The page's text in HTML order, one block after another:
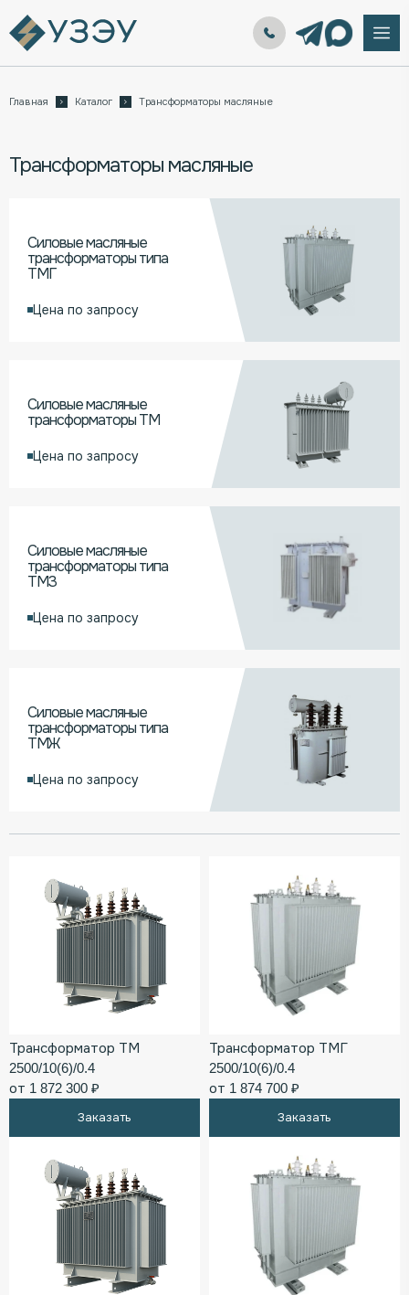
Главная Каталог Трансформаторы масляные
Трансформаторы масляные
Силовые масляные
трансформаторы типа
ТМГ
Цена по запросу
Силовые масляные
трансформаторы ТМ
Цена по запросу
Силовые масляные
трансформаторы типа
ТМЗ
Цена по запросу
Силовые масляные
трансформаторы типа
ТМЖ
Цена по запросу
Трансформатор ТМ
2500/10(6)/0.4
от 1 872 300 ₽
Заказать
Трансформатор ТМГ
2500/10(6)/0.4
от 1 874 700 ₽
Заказать